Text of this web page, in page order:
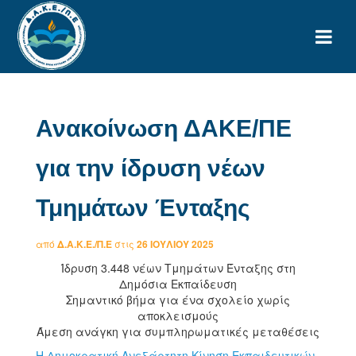
Ανακοίνωση ΔΑΚΕ/ΠΕ
για την ίδρυση νέων
Τμημάτων Ένταξης
από Δ.Α.Κ.Ε./Π.Εστις 26 ΙΟΥΛΊΟΥ 2025
Ίδρυση 3.448 νέων Τμημάτων Ένταξης στη
Δημόσια Εκπαίδευση
Σημαντικό βήμα για ένα σχολείο χωρίς
αποκλεισμούς
Άμεση ανάγκη για συμπληρωματικές μεταθέσεις